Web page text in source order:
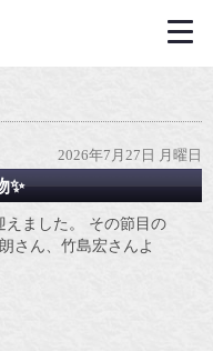
2026年7月27日 月曜日
✨
えました。 その節目の
さん、竹島宏さんよ